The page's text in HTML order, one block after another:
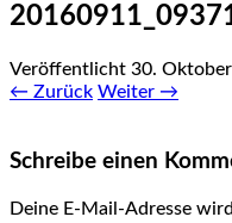
Veröffentlicht 30.
← Zurück Weiter →
Schreibe einen
Deine E-Mail-Adresse